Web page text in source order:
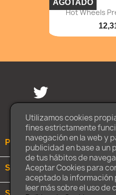
Hot Wheels
AGOTADO
Facebook
PRODUCTOS
SOBRE NOSOTROS
Utilizamos cookies
fines estrictamente
navegación en la web y
publicidad en base a un
de tus hábitos de
Aceptar Cookies para
aceptado la información
leer más sobre el uso de